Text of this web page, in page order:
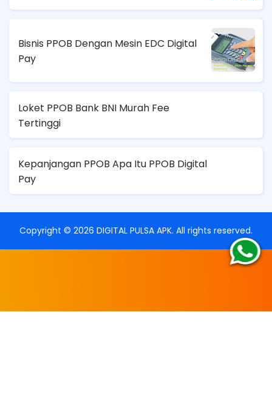
Bisnis PPOB Dengan Mesin EDC Digital
Pay
Loket PPOB Bank BNI Murah Fee
Tertinggi
Kepanjangan PPOB Apa Itu PPOB Digital
Pay
Copyright © 2026 DIGITAL PULSA APK. All rights reserved.